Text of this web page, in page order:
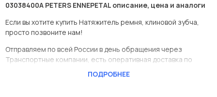
03038400A PETERS ENNEPETAL описание, цена и аналоги
Если вы хотите купить Натяжитель ремня, клиновой зубча,
просто позвоните нам!
Отправляем по всей России в день обращения через
Транспортные компании, есть оперативная доставка по
ПОДРОБНЕЕ